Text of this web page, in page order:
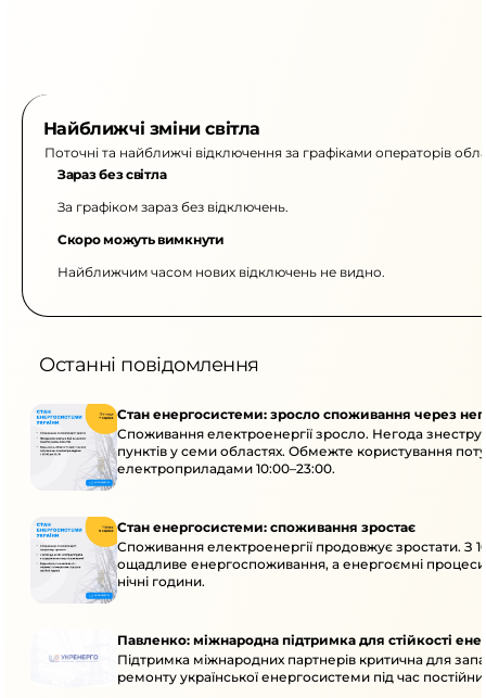
Найближчі зміни світла
Поточні та найближчі відключення за графіками операторів
Зараз без світла
За графіком зараз без відключень.
Скоро можуть вимкнути
Найближчим часом нових відключень не видно.
Останні повідомлення
Стан енергосистеми: зросло споживання через
Споживання електроенергії зросло. Негода
пунктів у семи областях. Обмежте користування
електроприладами 10:00–23:00.
Стан енергосистеми: споживання зростає
Споживання електроенергії продовжує зростати. З
ощадливе енергоспоживання, а енергоємні
нічні години.
Павленко: міжнародна підтримка для стійкості
Підтримка міжнародних партнерів критична для
ремонту української енергосистеми під час